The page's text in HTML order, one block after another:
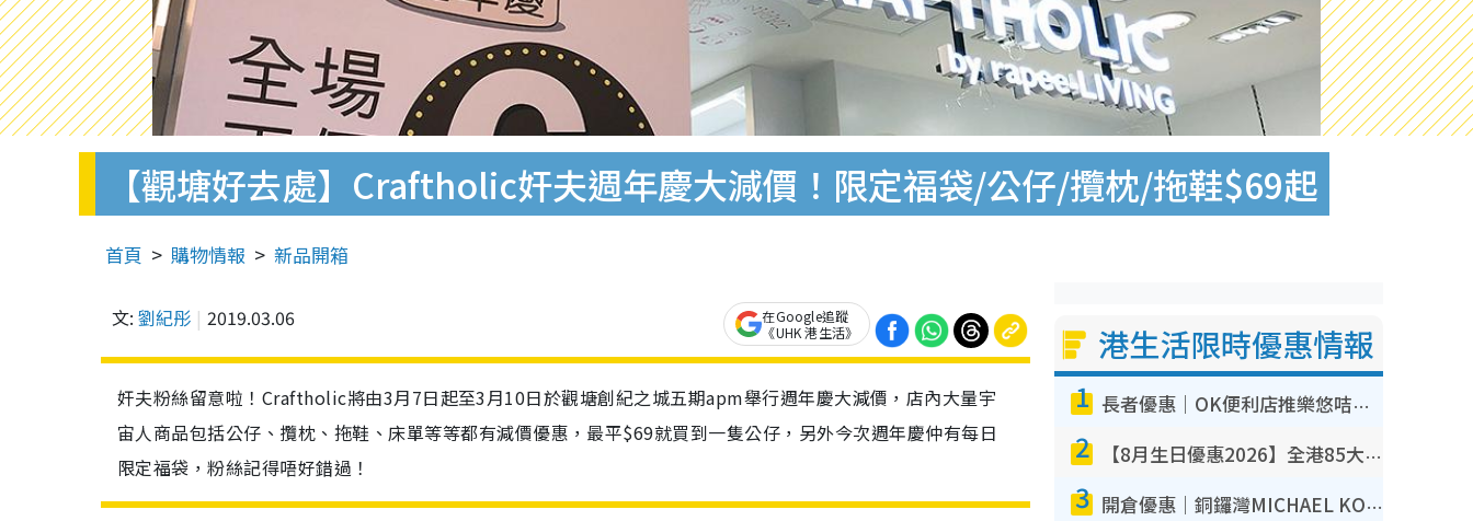
【觀塘好去處】Craftholic奸夫週年慶大減價！限定福袋/公仔/攬枕/拖鞋$69起
首頁 購物情報 新品開箱
文: 劉紀彤 2019.03.06
在Google追蹤
《UHK 港生活》
奸夫粉絲留意啦！Craftholic將由3月7日起至3月10日於觀塘創紀之城五期apm舉行週年慶大減價，店內大量宇
宙人商品包括公仔、攬枕、拖鞋、床單等等都有減價優惠，最平$69就買到一隻公仔，另外今次週年慶仲有每日
限定福袋，粉絲記得唔好錯過！
港生活限時優惠情報
1 長者優惠｜OK便利店推樂悠咭優惠！買麵包/牛奶/保健品拍卡即減
2 【8月生日優惠2026】全港85大食買玩著數攻略 自助餐/火鍋放題同行免費＋誠品/DONKI送現金券
3 開倉優惠｜銅鑼灣MICHAEL KORS開倉低至17折！直擊$500起買手袋/銀包/鞋款 必買經典Jet Set系列